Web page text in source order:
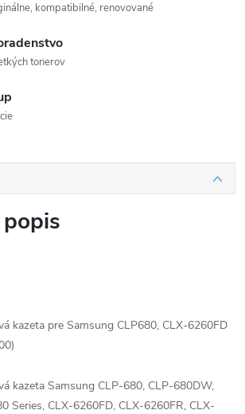
kompatibilné, renovované
tonerov
kazeta pre Samsung CLP680, CLX-6260FD
kazeta Samsung CLP-680, CLP-680DW,
Series, CLX-6260FD, CLX-6260FR, CLX-